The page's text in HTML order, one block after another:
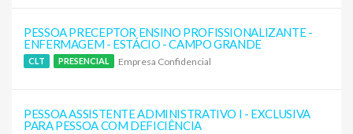
PESSOA PRECEPTOR ENSINO PROFISSIONALIZANTE -
ENFERMAGEM - ESTÁCIO - CAMPO GRANDE
CLT PRESENCIAL Empresa Confidencial
PESSOA ASSISTENTE ADMINISTRATIVO I - EXCLUSIVA
PARA PESSOA COM DEFICIÊNCIA